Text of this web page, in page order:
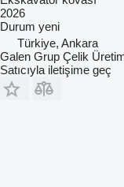
2026
Durum yeni
Türkiye, Ankara
Galen Grup Çelik
Satıcıyla iletişime geç